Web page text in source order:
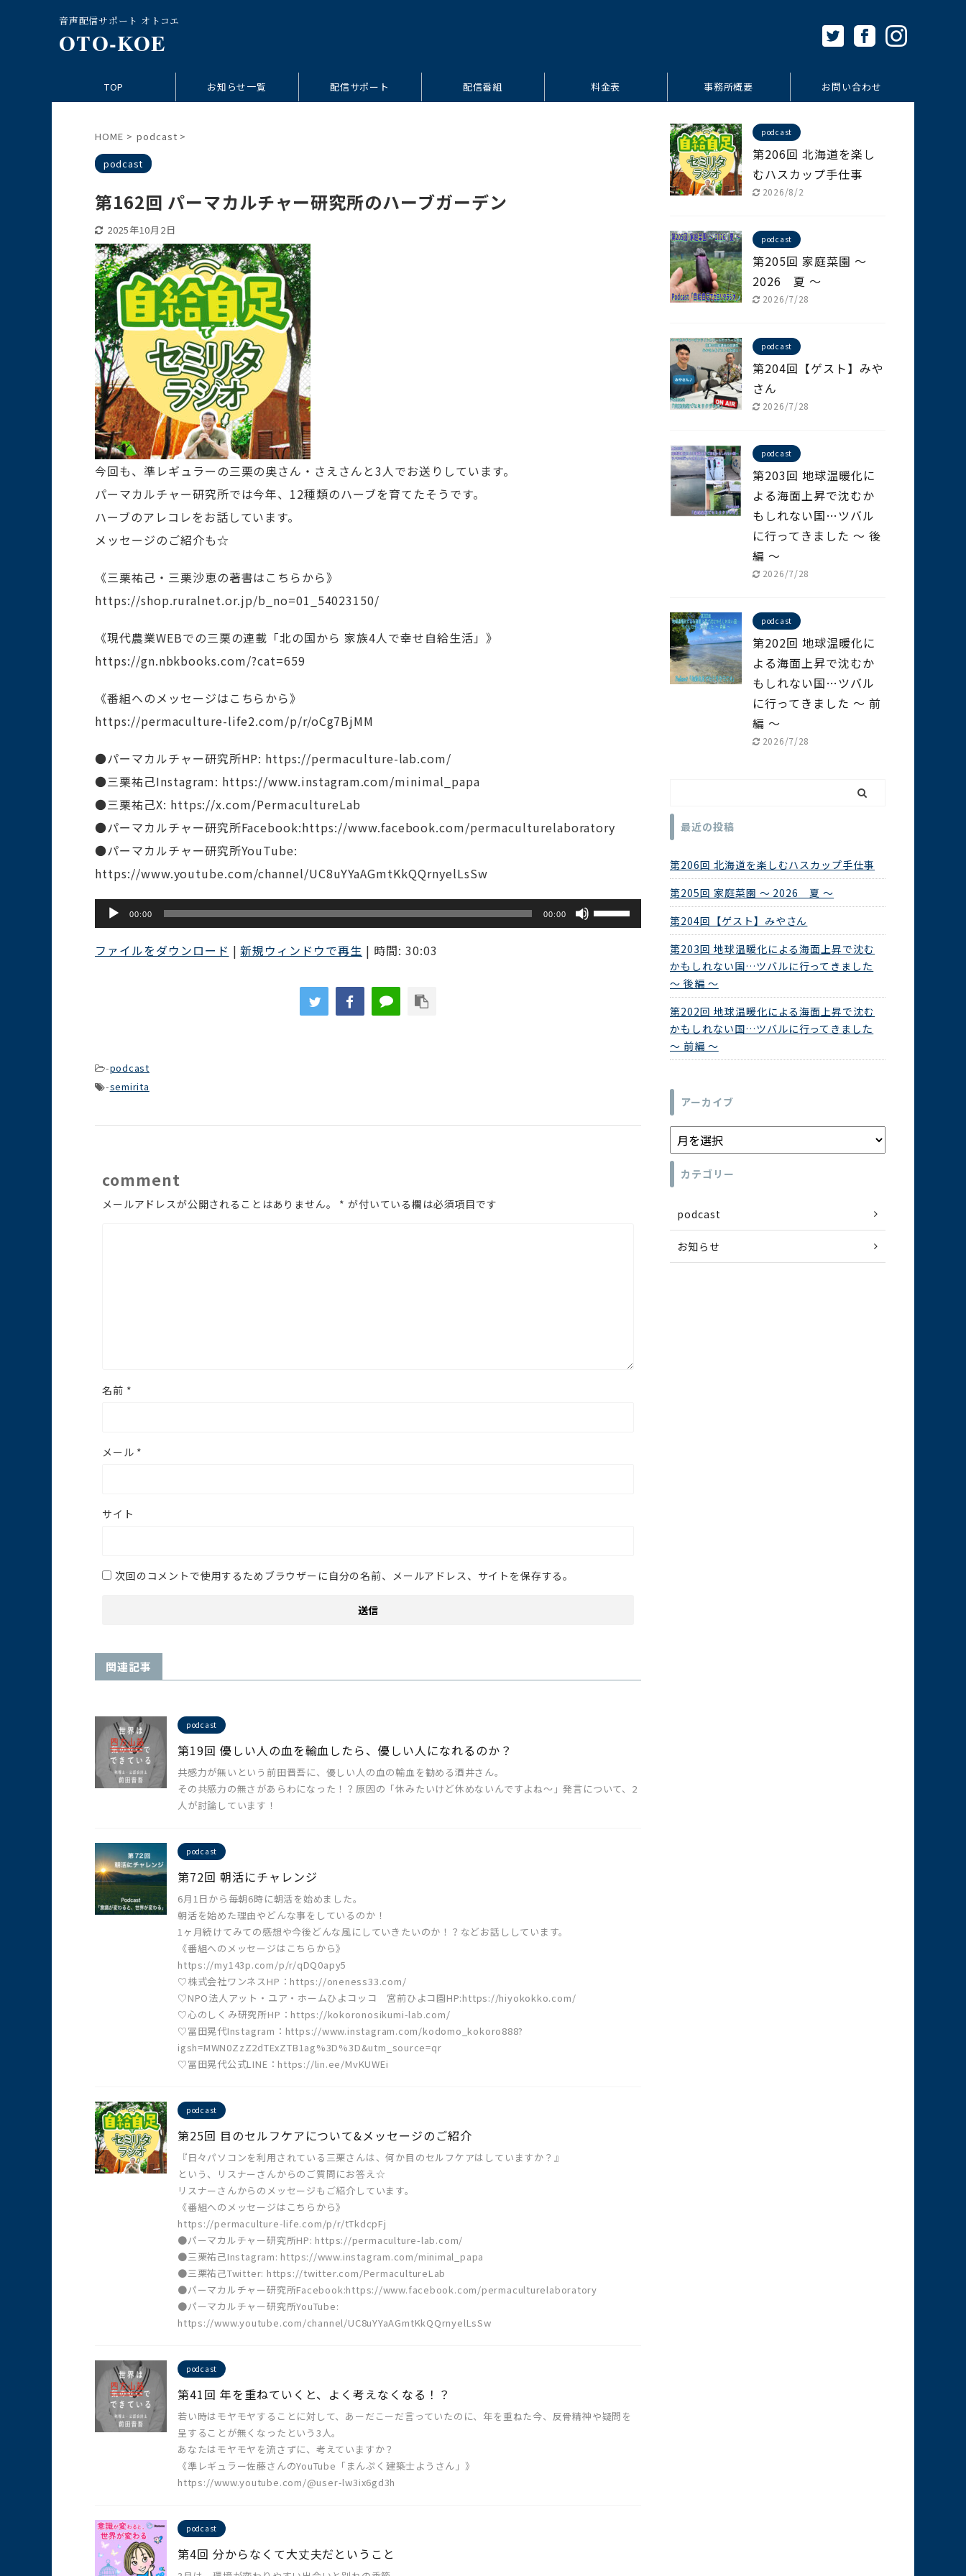
音声配信サポート オトコエ
OTO-KOE
TOP お知らせ一覧 配信サポート 配信番組 料金表 事務所概要 お問い合わせ
HOME > podcast >
podcast
第162回 パーマカルチャー研究所のハーブガーデン
2025年10月2日
今回も、準レギュラーの三栗の奥さん・さえさんと3人でお送りしています。
パーマカルチャー研究所では今年、12種類のハーブを育てたそうです。
ハーブのアレコレをお話しています。
メッセージのご紹介も☆
《三栗祐己・三栗沙恵の著書はこちらから》
https://shop.ruralnet.or.jp/b_no=01_54023150/
《現代農業WEBでの三栗の連載「北の国から 家族4人で幸せ自給生活」》
https://gn.nbkbooks.com/?cat=659
《番組へのメッセージはこちらから》
https://permaculture-life2.com/p/r/oCg7BjMM
●パーマカルチャー研究所HP: https://permaculture-lab.com/
●三栗祐己Instagram: https://www.instagram.com/minimal_papa
●三栗祐己X: https://x.com/PermacultureLab
●パーマカルチャー研究所Facebook:https://www.facebook.com/permaculturelaboratory
●パーマカルチャー研究所YouTube:
https://www.youtube.com/channel/UC8uYYaAGmtKkQQrnyelLsSw
声
プ
00:00 00:00
ボ
ファイルをダウンロード |新規ウィンドウで再生 | 時間: 30:03
-podcast
-semirita
comment
メールアドレスが公開されることはありません。 * が付いている欄は必須項目です
名前 *
メール *
サイト
次回のコメントで使用するためブラウザーに自分の名前、メールアドレス、サイトを保存する。
関連記事
podcast
第19回 優しい人の血を輸血したら、優しい人になれるのか？
共感力が無いという前田晋吾に、優しい人の血の輸血を勧める酒井さん。
その共感力の無さがあらわになった！？原因の「休みたいけど休めないんですよね～」発言について、2
人が討論しています！
podcast
第72回 朝活にチャレンジ
6月1日から毎朝6時に朝活を始めました。
朝活を始めた理由やどんな事をしているのか！
1ヶ月続けてみての感想や今後どんな風にしていきたいのか！？などお話ししています。
《番組へのメッセージはこちらから》
https://my143p.com/p/r/qDQ0apy5
♡株式会社ワンネスHP：https://oneness33.com/
♡NPO法人アット・ユア・ホームひよコッコ 宮前ひよコ園HP:https://hiyokokko.com/
♡心のしくみ研究所HP：https://kokoronosikumi-lab.com/
♡冨田晃代Instagram：https://www.instagram.com/kodomo_kokoro888?
igsh=MWN0ZzZ2dTExZTB1ag%3D%3D&utm_source=qr
♡冨田晃代公式LINE：https://lin.ee/MvKUWEi
podcast
第25回 目のセルフケアについて&メッセージのご紹介
『日々パソコンを利用されている三栗さんは、何か目のセルフケアはしていますか？』
という、リスナーさんからのご質問にお答え☆
リスナーさんからのメッセージもご紹介しています。
《番組へのメッセージはこちらから》
https://permaculture-life.com/p/r/tTkdcpFj
●パーマカルチャー研究所HP: https://permaculture-lab.com/
●三栗祐己Instagram: https://www.instagram.com/minimal_papa
●三栗祐己Twitter: https://twitter.com/PermacultureLab
●パーマカルチャー研究所Facebook:https://www.facebook.com/permaculturelaboratory
●パーマカルチャー研究所YouTube:
https://www.youtube.com/channel/UC8uYYaAGmtKkQQrnyelLsSw
podcast
第41回 年を重ねていくと、よく考えなくなる！？
若い時はモヤモヤすることに対して、あーだこーだ言っていたのに、年を重ねた今、反骨精神や疑問を
呈することが無くなったという3人。
あなたはモヤモヤを流さずに、考えていますか？
《準レギュラー佐藤さんのYouTube「まんぷく建築士ようさん」》
https://www.youtube.com/@user-lw3ix6gd3h
podcast
第4回 分からなくて大丈夫だということ
podcast
第206回 北海道を楽し
むハスカップ手仕事
2026/8/2
podcast
第205回 家庭菜園 ～
2026 夏 ～
2026/7/28
podcast
第204回【ゲスト】みや
さん
2026/7/28
podcast
第203回 地球温暖化に
よる海面上昇で沈むか
もしれない国…ツバル
に行ってきました ～ 後
編 ～
2026/7/28
podcast
第202回 地球温暖化に
よる海面上昇で沈むか
もしれない国…ツバル
に行ってきました ～ 前
編 ～
2026/7/28
最近の投稿
第206回 北海道を楽しむハスカップ手仕事
第205回 家庭菜園 ～ 2026 夏 ～
第204回【ゲスト】みやさん
第203回 地球温暖化による海面上昇で沈む
かもしれない国…ツバルに行ってきました
～ 後編 ～
第202回 地球温暖化による海面上昇で沈む
かもしれない国…ツバルに行ってきました
～ 前編 ～
アーカイブ
カテゴリー
podcast
お知らせ